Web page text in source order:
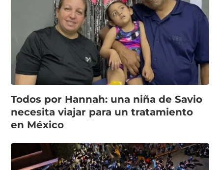
Todos por Hannah: una niña de Savio
necesita viajar para un tratamiento
en México